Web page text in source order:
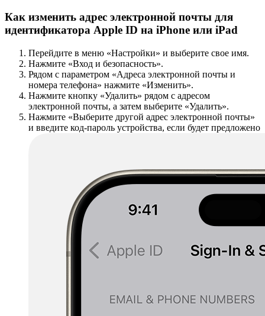
Как изменить адрес электронной почты для
идентификатора Apple ID на iPhone или iPad
Перейдите в меню «Настройки» и выберите свое имя.
Нажмите «Вход и безопасность».
Рядом с параметром «Адреса электронной почты и
номера телефона» нажмите «Изменить».
Нажмите кнопку «Удалить» рядом с адресом
электронной почты, а затем выберите «Удалить».
Нажмите «Выберите другой адрес электронной почты»
и введите код-пароль устройства, если будет предложено